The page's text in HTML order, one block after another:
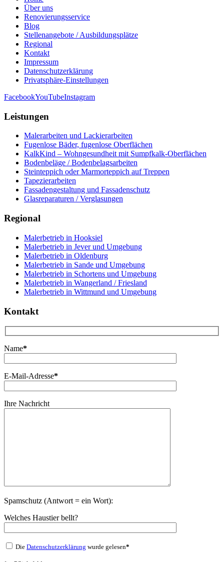
Über uns
Renovierungsservice
Blog
Stellenangebote / Ausbildungsplätze
Regional
Kontakt
Impressum
Datenschutzerklärung
Privatsphäre-Einstellungen
FacebookYouTubeInstagram
Leistungen
Malerarbeiten und Lackierarbeiten
Fugenlose Bäder, fugenlose Oberflächen
KalkKind – Wohngesundheit mit Sumpfkalk-Oberflächen
Bodenbeläge / Bodenbelagsarbeiten
Steinteppich oder Marmorteppich auf Treppen
Tapezierarbeiten
Fassadengestaltung und Fassadenschutz
Glasreparaturen / Verglasungen
Regional
Malerbetrieb in Hooksiel
Malerbetrieb in Jever und Umgebung
Malerbetrieb in Oldenburg
Malerbetrieb in Sande und Umgebung
Malerbetrieb in Schortens und Umgebung
Malerbetrieb in Wangerland / Friesland
Malerbetrieb in Wittmund und Umgebung
Kontakt
Name*
E-Mail-Adresse*
Ihre Nachricht
Spamschutz (Antwort = ein Wort):
Welches Haustier bellt?
Die Datenschutzerklärung wurde gelesen*